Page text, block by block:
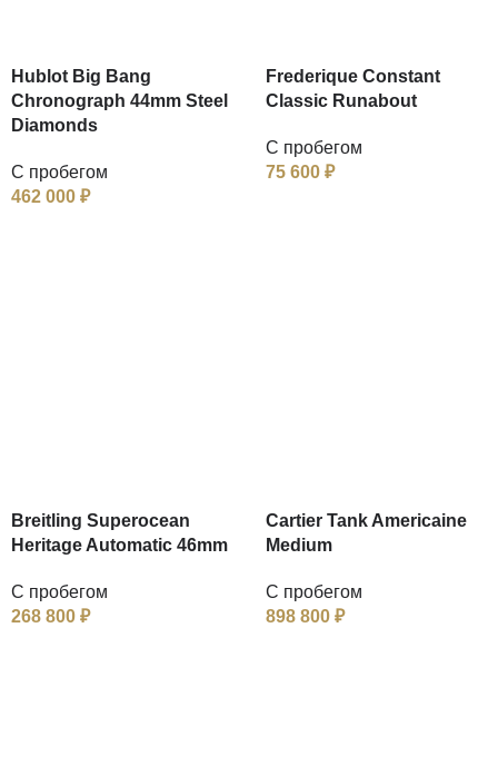
Hublot Big Bang
Chronograph 44mm Steel
Diamonds
С пробегом
462 000 ₽
Frederique Constant
Classic Runabout
С пробегом
75 600 ₽
Breitling Superocean
Heritage Automatic 46mm
С пробегом
268 800 ₽
Cartier Tank Americaine
Medium
С пробегом
898 800 ₽